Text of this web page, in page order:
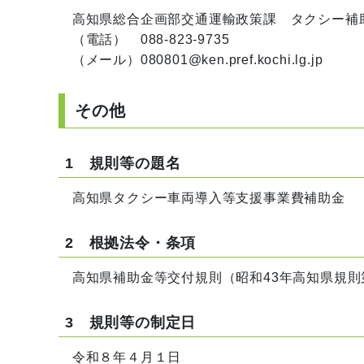
高知県総合企画部交通運輸政策課 タクシー補
（電話） 088-823-9735
（メール）080801@ken.pref.kochi.lg.jp
その他
1 規則等の題名
高知県タクシー車両導入等支援事業費補助金
2 根拠法令・条項
高知県補助金等交付規則（昭和43年高知県規則
3 規則等の制定日
令和８年４月１日